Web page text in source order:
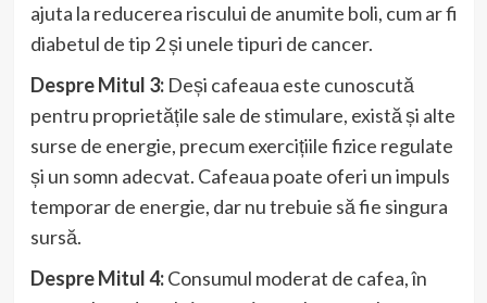
ajuta la reducerea riscului de anumite boli, cum ar fi
diabetul de tip 2 și unele tipuri de cancer.
Despre Mitul 3:Deși cafeaua este cunoscută
pentru proprietățile sale de stimulare, există și alte
surse de energie, precum exercițiile fizice regulate
și un somn adecvat. Cafeaua poate oferi un impuls
temporar de energie, dar nu trebuie să fie singura
sursă.
Despre Mitul 4:Consumul moderat de cafea, în